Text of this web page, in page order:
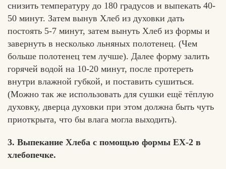
снизить температуру до 180 градусов и выпекать 40-
50 минут. Затем вынув Хлеб из духовки дать
постоять 5-7 минут, затем вынуть Хлеб из формы и
завернуть в несколько льняных полотенец. (Чем
больше полотенец тем лучше). Далее форму залить
горячей водой на 10-20 минут, после протереть
внутри влажной губкой, и поставить сушиться.
(Можно так же использовать для сушки ещё тёплую
духовку, дверца духовки при этом должна быть чуть
приоткрыта, что бы влага могла выходить).
3. Выпекание Хлеба с помощью формы ЕХ-2 в
хлебопечке.